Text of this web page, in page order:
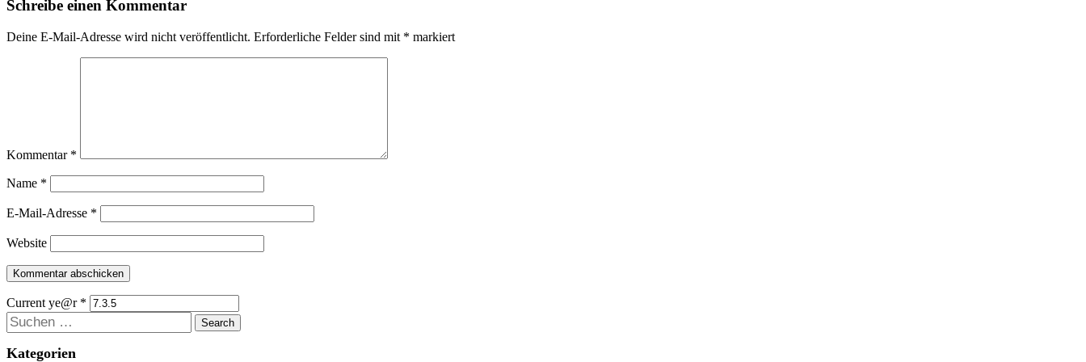
Schreibe einen Kommentar
Deine E-Mail-Adresse wird nicht veröffentlicht. Erforderliche Felder sind mit * markiert
Kommentar *
Name *
E-Mail-Adresse *
Website
Current ye@r *
Suchen
Kategorien